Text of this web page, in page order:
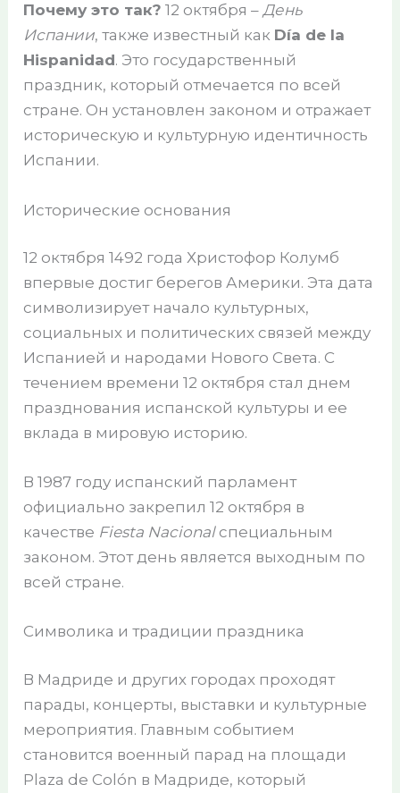
Почему это так? 12 октября –День
Испании, также известный как Día de la
Hispanidad. Это государственный
праздник, который отмечается по всей
стране. Он установлен законом и отражает
историческую и культурную идентичность
Испании.
Исторические основания
12 октября 1492 года Христофор Колумб
впервые достиг берегов Америки. Эта дата
символизирует начало культурных,
социальных и политических связей между
Испанией и народами Нового Света. С
течением времени 12 октября стал днем
празднования испанской культуры и ее
вклада в мировую историю.
В 1987 году испанский парламент
официально закрепил 12 октября в
качестве Fiesta Nacionalспециальным
законом. Этот день является выходным по
всей стране.
Символика и традиции праздника
В Мадриде и других городах проходят
парады, концерты, выставки и культурные
мероприятия. Главным событием
становится военный парад на площади
Plaza de Colón в Мадриде, который